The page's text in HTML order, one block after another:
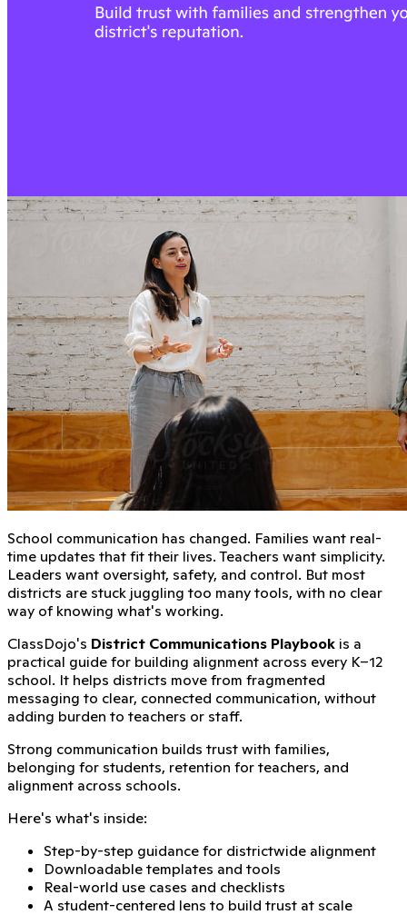
School communication has changed. Families want real-
time updates that fit their lives. Teachers want simplicity.
Leaders want oversight, safety, and control. But most
districts are stuck juggling too many tools, with no clear
way of knowing what's working.
ClassDojo's District Communications Playbook is a
practical guide for building alignment across every K–12
school. It helps districts move from fragmented
messaging to clear, connected communication, without
adding burden to teachers or staff.
Strong communication builds trust with families,
belonging for students, retention for teachers, and
alignment across schools.
Here's what's inside:
Step-by-step guidance for districtwide alignment
Downloadable templates and tools
Real-world use cases and checklists
A student-centered lens to build trust at scale